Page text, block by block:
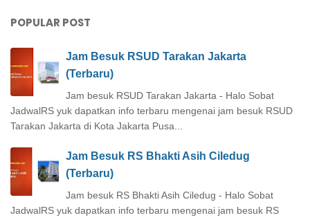
POPULAR POST
Jam Besuk RSUD Tarakan Jakarta
(Terbaru)
Jam besuk RSUD Tarakan Jakarta - Halo Sobat
JadwalRS yuk dapatkan info terbaru mengenai jam besuk RSUD
Tarakan Jakarta di Kota Jakarta Pusa...
Jam Besuk RS Bhakti Asih Ciledug
(Terbaru)
Jam besuk RS Bhakti Asih Ciledug - Halo Sobat
JadwalRS yuk dapatkan info terbaru mengenai jam besuk RS